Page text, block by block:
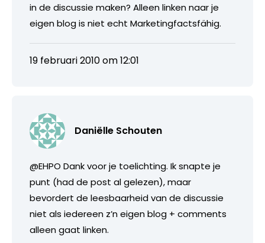
in de discussie maken? Alleen linken naar je
eigen blog is niet echt Marketingfactsfähig.
19 februari 2010 om 12:01
Daniëlle Schouten
@EHPO Dank voor je toelichting. Ik snapte je
punt (had de post al gelezen), maar
bevordert de leesbaarheid van de discussie
niet als iedereen z’n eigen blog + comments
alleen gaat linken.